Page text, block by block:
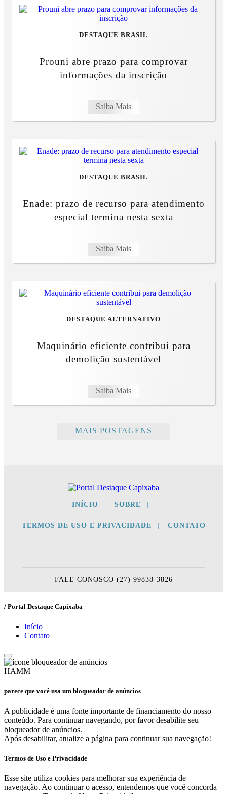
DESTAQUE BRASIL
Prouni abre prazo para comprovar
informações da inscrição
Saiba Mais
DESTAQUE BRASIL
Enade: prazo de recurso para atendimento
especial termina nesta sexta
Saiba Mais
DESTAQUE ALTERNATIVO
Maquinário eficiente contribui para
demolição sustentável
Saiba Mais
MAIS POSTAGENS
INÍCIO SOBRE
TERMOS DE USO E PRIVACIDADE CONTATO
FALE CONOSCO (27) 99838-3826
/ Portal Destaque Capixaba
Início
Contato
HAMM
parece que você usa um bloqueador de anúncios
A publicidade é uma fonte importante de financiamento do nosso
conteúdo. Para continuar navegando, por favor desabilite seu
bloqueador de anúncios.
Após desabilitar, atualize a página para continuar sua navegação!
Termos de Uso e Privacidade
Esse site utiliza cookies para melhorar sua experiência de
navegação. Ao continuar o acesso, entendemos que você concorda